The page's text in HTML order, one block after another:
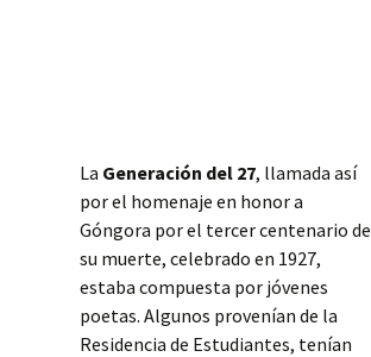
La Generación del 27, llamada así
por el homenaje en honor a
Góngora por el tercer centenario de
su muerte, celebrado en 1927,
estaba compuesta por jóvenes
poetas. Algunos provenían de la
Residencia de Estudiantes, tenían